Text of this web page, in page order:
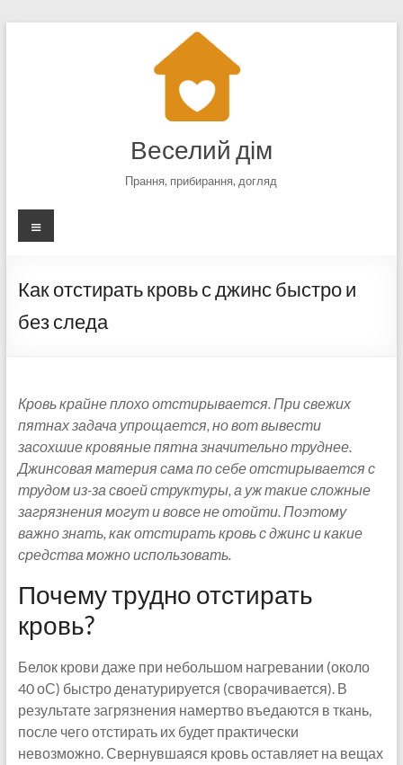
Веселий дім
Прання, прибирання, догляд
Меню
Как отстирать кровь с джинс быстро и
без следа
Кровь крайне плохо отстирывается. При свежих
пятнах задача упрощается, но вот вывести
засохшие кровяные пятна значительно труднее.
Джинсовая материя сама по себе отстирывается с
трудом из-за своей структуры, а уж такие сложные
загрязнения могут и вовсе не отойти. Поэтому
важно знать, как отстирать кровь с джинс и какие
средства можно использовать.
Почему трудно отстирать
кровь?
Белок крови даже при небольшом нагревании (около
40 оС) быстро денатурируется (сворачивается). В
результате загрязнения намертво въедаются в ткань,
после чего отстирать их будет практически
невозможно. Свернувшаяся кровь оставляет на вещах